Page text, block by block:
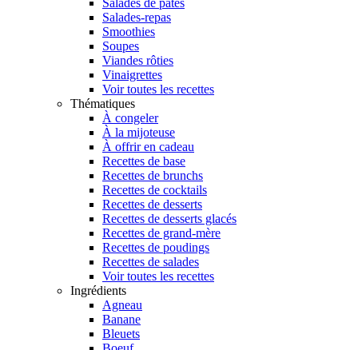
Salades de pâtes
Salades-repas
Smoothies
Soupes
Viandes rôties
Vinaigrettes
Voir toutes les recettes
Thématiques
À congeler
À la mijoteuse
À offrir en cadeau
Recettes de base
Recettes de brunchs
Recettes de cocktails
Recettes de desserts
Recettes de desserts glacés
Recettes de grand-mère
Recettes de poudings
Recettes de salades
Voir toutes les recettes
Ingrédients
Agneau
Banane
Bleuets